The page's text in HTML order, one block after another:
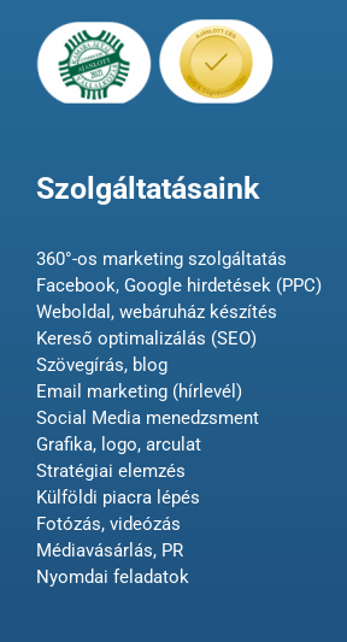
Szolgáltatásaink
360°-os marketing szolgáltatás
Facebook, Google hirdetések (PPC)
Weboldal, webáruház készítés
Kereső optimalizálás (SEO)
Szövegírás, blog
Email marketing (hírlevél)
Social Media menedzsment
Grafika, logo, arculat
Stratégiai elemzés
Külföldi piacra lépés
Fotózás, videózás
Médiavásárlás, PR
Nyomdai feladatok